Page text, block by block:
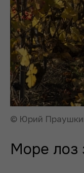
© Юрий
Море лоз